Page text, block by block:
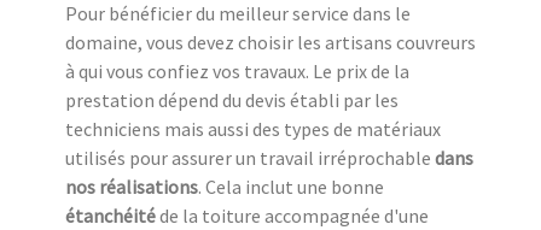
Pour bénéficier du meilleur service dans le
domaine, vous devez choisir les artisans couvreurs
à qui vous confiez vos travaux. Le prix de la
prestation dépend du devis établi par les
techniciens mais aussi des types de matériaux
utilisés pour assurer un travail irréprochable dans
nos réalisations. Cela inclut une bonne
étanchéitéde la toiture accompagnée d'une